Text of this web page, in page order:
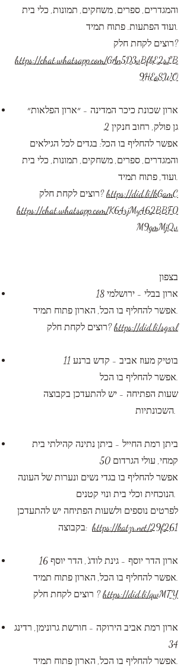
והמגדרים, ספרים, משחקים, תמונות, כלי בית
ועוד הפתעות. פתוח תמיד.
רוצים לקחת חלק?
https://chat.whatsapp.com/GAn5D3vBfbE2sLB
9HEoSWO
ארון שכונת כיכר המדינה - ״ארון הפלאות״
גן פולק, רחוב חנקין 2
אפשר להחליף בו הכל: בגדים לכל הגילאים
והמגדרים, ספרים, משחקים, תמונות, כלי בית
ועוד, פתוח תמיד.
רוצים לקחת חלק?https://did.li/kGamC
https://chat.whatsapp.com/K64rjMy462BBF0
M9gmMjQv
בצפון
​ארון בבלי - ירושלמי 18
אפשר להחליף בו הכל, הארון פתוח תמיד.
רוצים לקחת חלק?https​​://did​.li/sgxrl
בוטיק מעוז אביב - קדש ברנע 11
אפשר להחליף בו הכל.
שעות הפתיחה - יש להתעדכן בקבוצה
השכונתיות. ​​​
ביתן רמת החייל - ביתן נתינה קהילתי בית
קמחי, עולי הגרדום 50
אפשר להחליף בו בגדי נשים ונערות של העונה
הנוכחית וכלי בית ונוי קטנים​.
לפרטים נוספים ולשעות הפתיחה יש להתעדכן
בקבוצה: https://katzr.net/29f261
ארון הדר יוסף - גינת לודג', הדר יוסף 16
אפשר להחליף בו הכל, הארון פתוח תמיד.
רוצים לקחת חלק ?https://did.li/qwMTY
ארון רמת אביב הירוקה - חורשת גרונימן, רדינג
34
אפשר להחליף בו הכל, הארון פתוח תמיד.